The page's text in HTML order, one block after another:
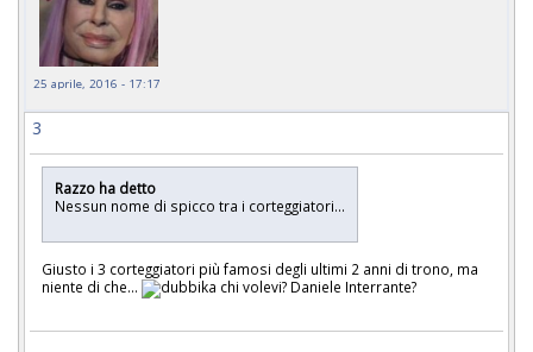
25 aprile, 2016 - 17:17
3
Razzo ha detto
Nessun nome di spicco tra i corteggiatori...
Giusto i 3 corteggiatori più famosi degli ultimi 2 anni di trono, ma
niente di che...
chi volevi? Daniele Interrante?